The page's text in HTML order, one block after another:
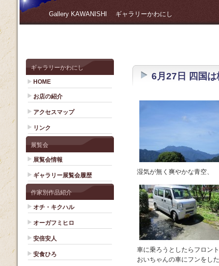
Gallery KAWANISHI ギャラリーかわにし
ギャラリーかわにし
HOME
お店の紹介
アクセスマップ
リンク
展覧会
展覧会情報
ギャラリー展覧会履歴
作家別作品紹介
オチ・キクハル
オーガフミヒロ
安倍安人
安食ひろ
6月27日 四国は
湿気が無く爽やかな青空、
車に乗ろうとしたらフロン
おいちゃんの車にフンをし